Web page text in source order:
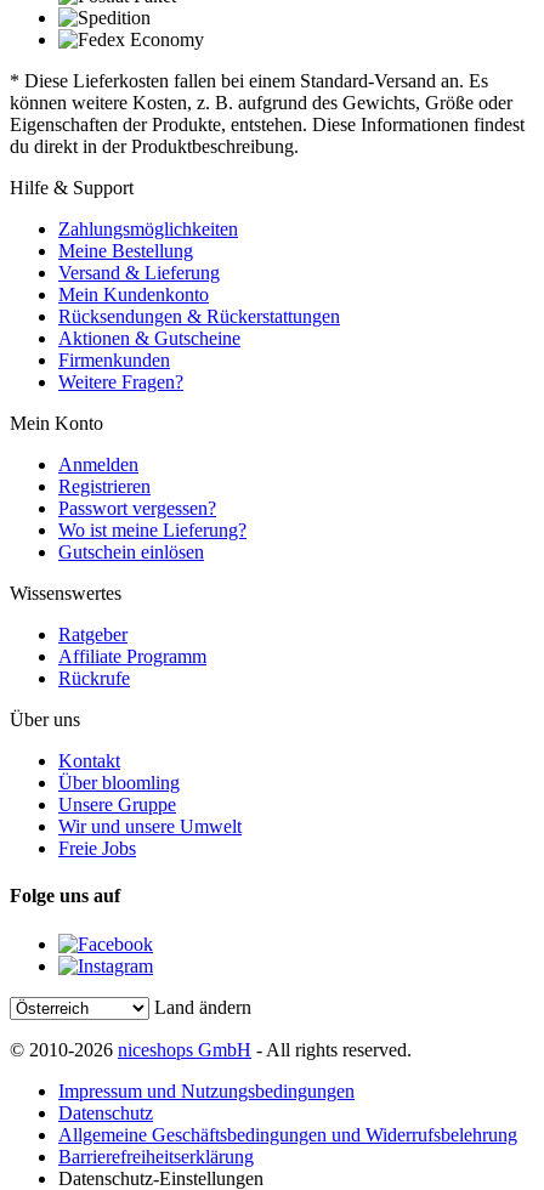
* Diese Lieferkosten fallen bei einem Standard-Versand an. Es
können weitere Kosten, z. B. aufgrund des Gewichts, Größe oder
Eigenschaften der Produkte, entstehen. Diese Informationen findest
du direkt in der Produktbeschreibung.
Hilfe & Support
Zahlungsmöglichkeiten
Meine Bestellung
Versand & Lieferung
Mein Kundenkonto
Rücksendungen & Rückerstattungen
Aktionen & Gutscheine
Firmenkunden
Weitere Fragen?
Mein Konto
Anmelden
Registrieren
Passwort vergessen?
Wo ist meine Lieferung?
Gutschein einlösen
Wissenswertes
Ratgeber
Affiliate Programm
Rückrufe
Über uns
Kontakt
Über bloomling
Unsere Gruppe
Wir und unsere Umwelt
Freie Jobs
Folge uns auf
Land ändern
© 2010-2026 niceshops GmbH - All rights reserved.
Impressum und Nutzungsbedingungen
Datenschutz
Allgemeine Geschäftsbedingungen und Widerrufsbelehrung
Barrierefreiheitserklärung
Datenschutz-Einstellungen